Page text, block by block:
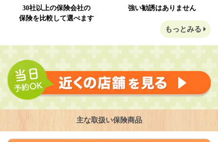
30社以上の保険会社の
保険を比較して選べます
強い勧誘はありません
もっとみる
主な取扱い保険商品